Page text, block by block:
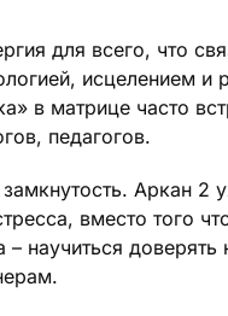
для всего, что
исцелением и
в матрице часто
педагогов.
Аркан 2
вместо того
научиться доверять